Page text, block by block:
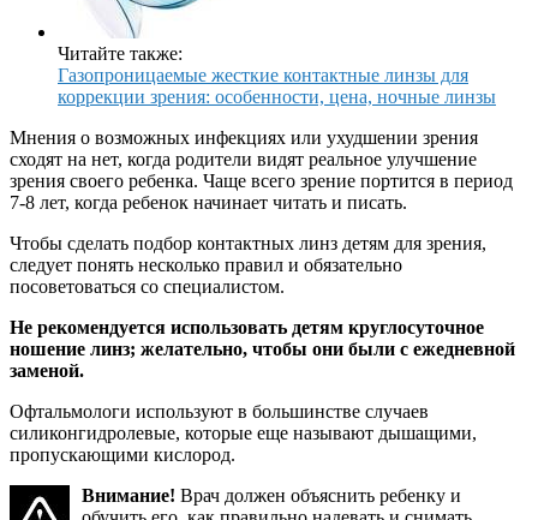
Читайте также:
Газопроницаемые жесткие контактные линзы для
коррекции зрения: особенности, цена, ночные линзы
Мнения о возможных инфекциях или ухудшении зрения
сходят на нет, когда родители видят реальное улучшение
зрения своего ребенка. Чаще всего зрение портится в период
7-8 лет, когда ребенок начинает читать и писать.
Чтобы сделать подбор контактных линз детям для зрения,
следует понять несколько правил и обязательно
посоветоваться со специалистом.
Не рекомендуется использовать детям круглосуточное
ношение линз; желательно, чтобы они были с ежедневной
заменой.
Офтальмологи используют в большинстве случаев
силиконгидролевые, которые еще называют дышащими,
пропускающими кислород.
Внимание! Врач должен объяснить ребенку и